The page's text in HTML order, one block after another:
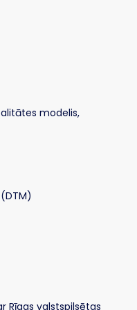
modelis,
Rīgas valstspilsētas